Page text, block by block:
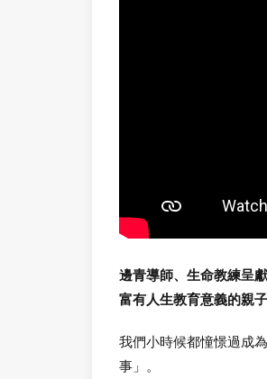
邊青導師、生命教練呈獻
富有人生教育意義的親
我們小時候都憧憬過成
事」。